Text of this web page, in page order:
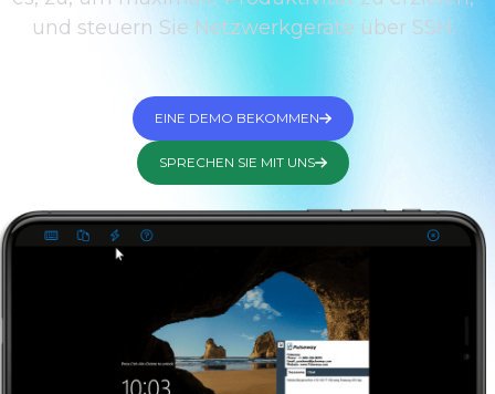
und steuern Sie Netzwerkgeräte über SSH.
EINE DEMO BEKOMMEN
SPRECHEN SIE MIT UNS